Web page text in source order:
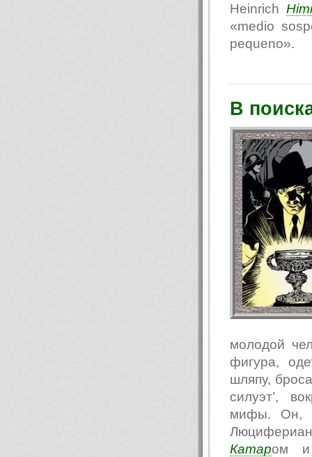
Heinrich
«medio
pequeno».
В
молодой
фигура,
шляпу,
силуэт’,
мифы. Он,
Катаром и